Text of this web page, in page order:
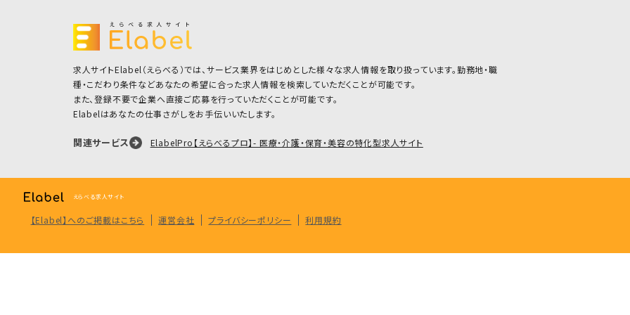
求人サイトElabel（えらべる）では、サービス業界をはじめとした様々な求人情報を取り扱っています。勤務地・職
種・こだわり条件などあなたの希望に合った求人情報を検索していただくことが可能です。
また、登録不要で企業へ直接ご応募を行っていただくことが可能です。
Elabelはあなたの仕事さがしをお手伝いいたします。
関連サービス ElabelPro【えらべるプロ】- 医療・介護・保育・美容の特化型求人サイト
えらべる求人サイト
【Elabel】へのご掲載はこちら 運営会社 プライバシーポリシー 利用規約